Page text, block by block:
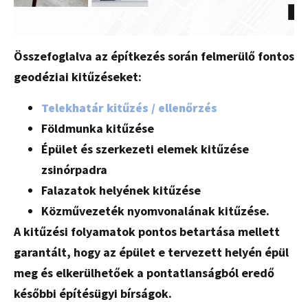
Összefoglalva az építkezés során felmerülő fontos
geodéziai kitűzéseket:
Telekhatár kitűzés / ellenőrzés
Földmunka kitűzése
Épület és szerkezeti elemek kitűzése
zsinórpadra
Falazatok helyének kitűzése
Közművezeték nyomvonalának kitűzése.
A kitűzési folyamatok pontos betartása mellett
garantált, hogy az épület e tervezett helyén épül
meg és elkerülhetőek a pontatlanságból eredő
későbbi építésügyi bírságok.